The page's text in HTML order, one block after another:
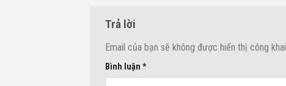
Trả lời
Email của bạn sẽ không được hiển thị công khai.
Bình luận *